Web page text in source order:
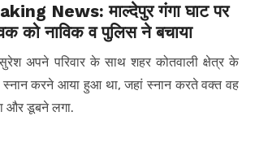
News: माल्देपुर गंगा घाट पर
को नाविक व पुलिस ने बचाया
अपने परिवार के साथ शहर कोतवाली क्षेत्र के
स्नान करने आया हुआ था, जहां स्नान करते वक्त वह
और डूबने लगा.